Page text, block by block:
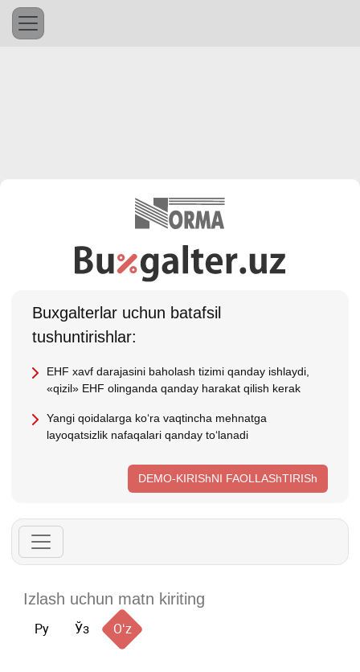
Buхgalterlar uchun batafsil
tushuntirishlar:
EHF хavf darajasini baholash tizimi qanday ishlaydi,
«qizil» EHF olinganda qanday harakat qilish kerak
Yangi qoidalarga koʻra vaqtincha mehnatga
layoqatsizlik nafaqalari qanday toʻlanadi
DEMO-KIRIShNI FAOLLAShTIRISh
Ру Ўз Oʻz